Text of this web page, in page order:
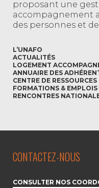
proposant une
accompagnement
des personnes et
L’UNAFO
ACTUALITÉS
LOGEMENT
ANNUAIRE DES
CENTRE DE RESSOURCES
FORMATIONS & EMPLOIS
RENCONTRES
CONTACTEZ-NOUS
CONSULTER NOS